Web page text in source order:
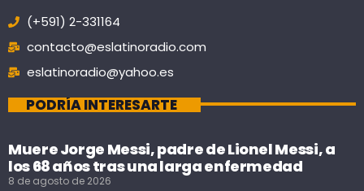
(+591) 2-331164
contacto@eslatinoradio.com
eslatinoradio@yahoo.es
PODRÍA INTERESARTE
Muere Jorge Messi, padre de Lionel Messi, a
los 68 años tras una larga enfermedad
8 de agosto de 2026